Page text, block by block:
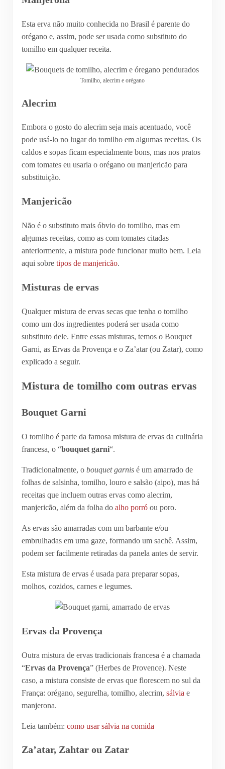
Esta erva não muito conhecida no Brasil é parente do
orégano e, assim, pode ser usada como substituto do
tomilho em qualquer receita.
Tomilho, alecrim e orégano
Alecrim
Embora o gosto do alecrim seja mais acentuado, você
pode usá-lo no lugar do tomilho em algumas receitas. Os
caldos e sopas ficam especialmente bons, mas nos pratos
com tomates eu usaria o orégano ou manjericão para
substituição.
Manjericão
Não é o substituto mais óbvio do tomilho, mas em
algumas receitas, como as com tomates citadas
anteriormente, a mistura pode funcionar muito bem. Leia
aqui sobre tipos de manjericão.
Misturas de ervas
Qualquer mistura de ervas secas que tenha o tomilho
como um dos ingredientes poderá ser usada como
substituto dele. Entre essas misturas, temos o Bouquet
Garni, as Ervas da Provença e o Za’atar (ou Zatar), como
explicado a seguir.
Mistura de tomilho com outras ervas
Bouquet Garni
O tomilho é parte da famosa mistura de ervas da culinária
francesa, o “bouquet garni“.
Tradicionalmente, o bouquet garnisé um amarrado de
folhas de salsinha, tomilho, louro e salsão (aipo), mas há
receitas que incluem outras ervas como alecrim,
manjericão, além da folha do alho porróou poro.
As ervas são amarradas com um barbante e/ou
embrulhadas em uma gaze, formando um sachê. Assim,
podem ser facilmente retiradas da panela antes de servir.
Esta mistura de ervas é usada para preparar sopas,
molhos, cozidos, carnes e legumes.
Ervas da Provença
Outra mistura de ervas tradicionais francesa é a chamada
“Ervas da Provença” (Herbes de Provence). Neste
caso, a mistura consiste de ervas que florescem no sul da
França: orégano, segurelha, tomilho, alecrim, sálvia e
manjerona.
Leia também: como usar sálvia na comida
Za’atar, Zahtar ou Zatar